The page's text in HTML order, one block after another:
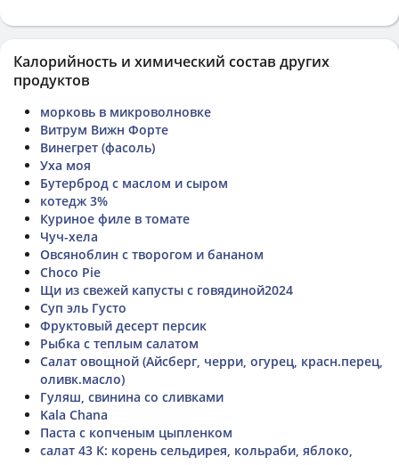
Калорийность и химический состав других
продуктов
морковь в микроволновке
Витрум Вижн Форте
Винегрет (фасоль)
Уха моя
Бутерброд с маслом и сыром
котедж 3%
Куриное филе в томате
Чуч-хела
Овсяноблин с творогом и бананом
Choco Pie
Щи из свежей капусты с говядиной2024
Суп эль Густо
Фруктовый десерт персик
Рыбка с теплым салатом
Салат овощной (Айсберг, черри, огурец, красн.перец,
оливк.масло)
Гуляш, свинина со сливками
Kala Chana
Паста с копченым цыпленком
салат 43 К: корень сельдирея, кольраби, яблоко,